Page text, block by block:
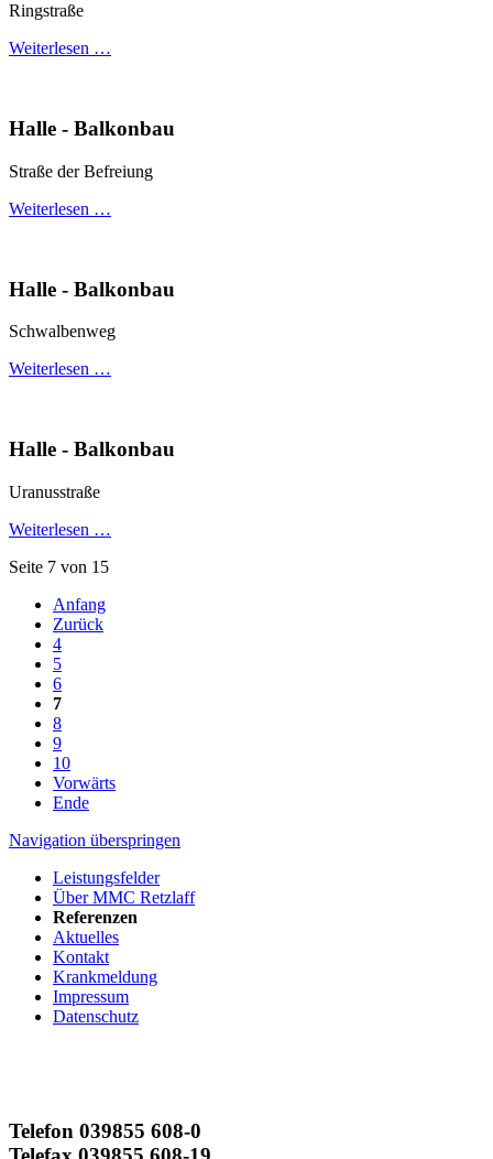
Ringstraße
Weiterlesen …
Halle - Balkonbau
Straße der Befreiung
Weiterlesen …
Halle - Balkonbau
Schwalbenweg
Weiterlesen …
Halle - Balkonbau
Uranusstraße
Weiterlesen …
Seite 7 von 15
Anfang
Zurück
4
5
6
7
8
9
10
Vorwärts
Ende
Navigation überspringen
Leistungsfelder
Über MMC Retzlaff
Referenzen
Aktuelles
Kontakt
Krankmeldung
Impressum
Datenschutz
Telefon 039855 608-0